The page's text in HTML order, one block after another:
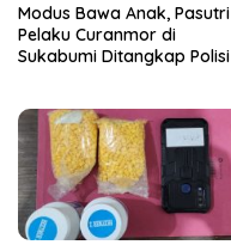
Modus Bawa Anak, Pasutri
Pelaku Curanmor di
Sukabumi Ditangkap Polisi